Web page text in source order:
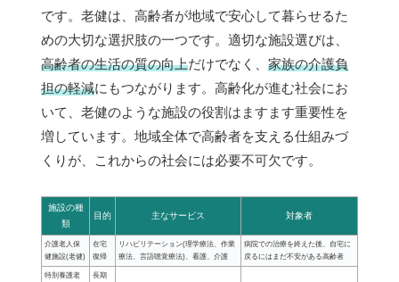
です。老健は、高齢者が地域で安心して暮らせるた
めの大切な選択肢の一つです。適切な施設選びは、
高齢者の生活の質の向上だけでなく、 家族の介護負
担の軽減にもつながります。高齢化が進む社会にお
いて、老健のような施設の役割はますます重要性を
増しています。地域全体で高齢者を支える仕組みづ
くりが、これからの社会には必要不可欠です。
施設の種
類
目的 主なサービス 対象者
介護老人保
健施設(老健)
在宅
復帰
リハビリテーション(理学療法、作業
療法、言語聴覚療法)、看護、介護
病院での治療を終えた後、自宅に
戻るにはまだ不安がある高齢者
特別養護老
長期